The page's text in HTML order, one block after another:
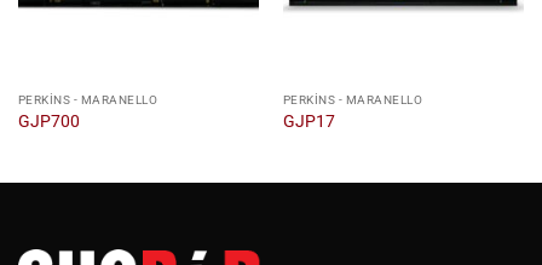
PERKINS - MARANELLO
GJP700
PERKINS - MARANELLO
GJP17